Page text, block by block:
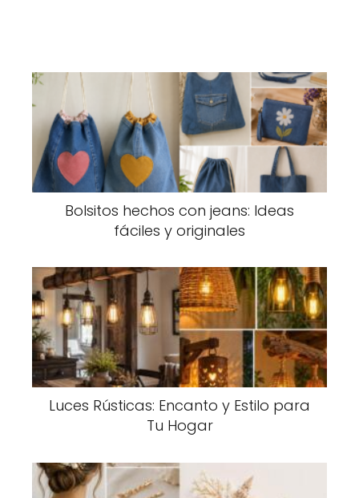
Bolsitos hechos con jeans: Ideas
fáciles y originales
Luces Rústicas: Encanto y Estilo para
Tu Hogar